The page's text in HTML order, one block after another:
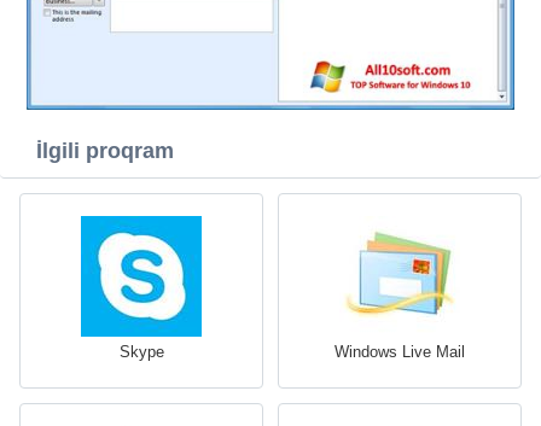
İlgili proqram
Skype Windows Live Mail